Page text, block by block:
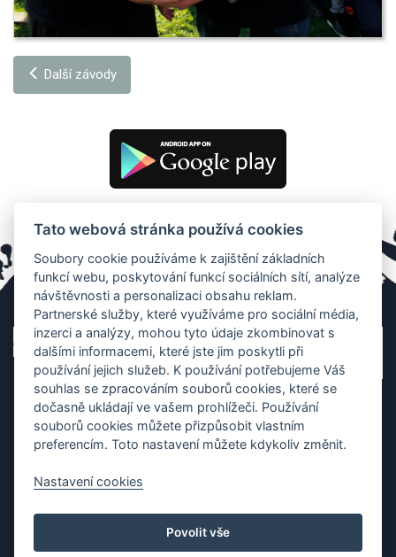
Další závody
Tato webová stránka používá cookies
Soubory cookie používáme k zajištění základních
funkcí webu, poskytování funkcí sociálních sítí, analýze
návštěvnosti a personalizaci obsahu reklam.
Partnerské služby, které využíváme pro sociální média,
inzerci a analýzy, mohou tyto údaje zkombinovat s
dalšími informacemi, které jste jim poskytli při
používání jejich služeb. K používání potřebujeme Váš
souhlas se zpracováním souborů cookies, které se
dočasně ukládají ve vašem prohlížeči. Používání
souborů cookies můžete přizpůsobit vlastním
preferencím. Toto nastavení můžete kdykoliv změnit.
Nastavení cookies
Povolit vše